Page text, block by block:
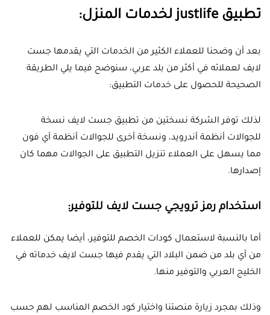
تطبيق justlife لخدمات المنزل:
بعد أن وضحنا للعملاء الكثير من الخدمات التي يقدمها جست
لايف لعملائه في أكثر من بلد عربي، سنوضح فيما يلي الطريقة
الصحيحة للحصول على خدمات التطبيق:
لذلك توفر الشركة نسختين من تطبيق جست لايف نسخة
للجوالات أنظمة أندرويد، ونسخة أخرى للجوالات أنظمة آي فون
مما يسهل على العملاء تنزيل التطبيق على الجوالات مهما كان
إصدارها.
استخدام رمز ترويجي جست لايف للتوفير:
أما بالنسبة لاستعمال كودات الخصم للتوفير، أيضا يمكن للعملاء
من أي بلد من ضمن البلاد التي يقدم فيها جست لايف خدماته في
الخليج العربي والتوفير منها.
وذلك بمجرد زيارة منصتنا واختيار كود الخصم المناسب لهم حسب